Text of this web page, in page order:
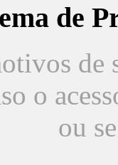
de
de
o
ou